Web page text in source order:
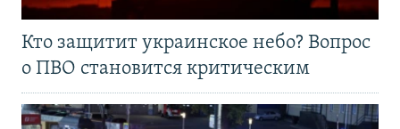
Кто защитит украинское небо? Вопрос
о ПВО становится критическим